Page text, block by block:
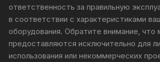
ответственность за правильную
в соответствии с характеристиками
оборудования. Обратите внимание, что
предоставляются исключительно для
использования или некоммерческих